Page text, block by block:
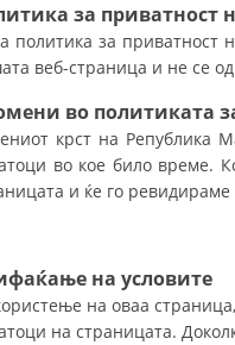
за приватност
политика за приватност
веб-страница и не се
во политиката
крст на Република
во кое било време.
и ќе го
на условите
на оваа
на страницата.